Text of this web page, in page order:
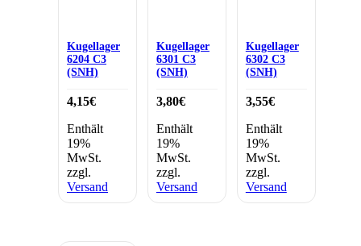
Kugellager
6204 C3
(SNH)
4,15€
Enthält
19%
MwSt.
zzgl.
Versand
Kugellager
6301 C3
(SNH)
3,80€
Enthält
19%
MwSt.
zzgl.
Versand
Kugellager
6302 C3
(SNH)
3,55€
Enthält
19%
MwSt.
zzgl.
Versand